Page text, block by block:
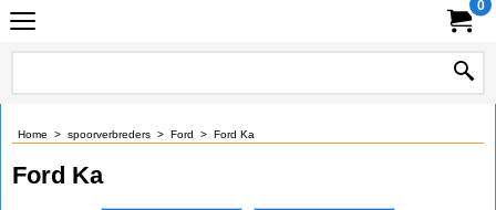
0
Home > spoorverbreders > Ford > Ford Ka
Ford Ka